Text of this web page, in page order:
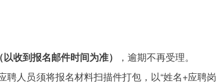
收到报名邮件时间为准）
，逾期不再受理。
人员须将报名材料扫描件打包，以“姓名+应聘岗